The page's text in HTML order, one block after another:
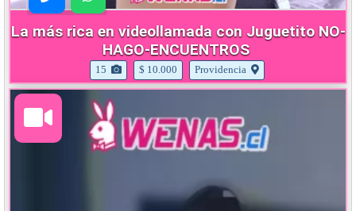
La más rica en videollamada con Juguetito NO-
HAGO-ENCUENTROS
15 $ 10.000 Providencia